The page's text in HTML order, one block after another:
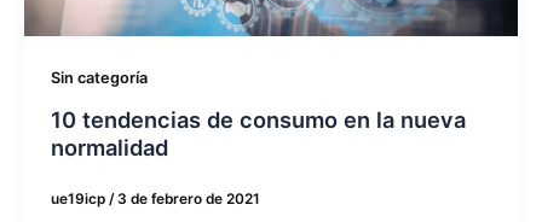
Sin categoría
10 tendencias de consumo en la nueva
normalidad
ue19icp / 3 de febrero de 2021
nueva
normalidad